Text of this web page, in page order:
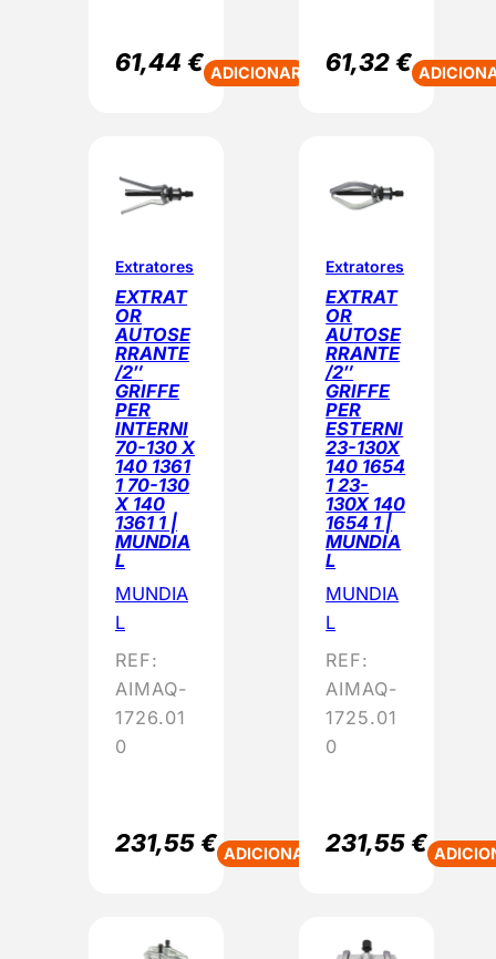
61,44 € ADICIONAR 61,32€
Extratores
EXTRAT
OR
AUTOSE
RRANTE
/2″
GRIFFE
PER
INTERNI
70-130 X
140 1361
1 70-130
X 140
1361 1 |
MUNDIA
L
MUNDIA
L
REF:
AIMAQ-
1726.01
0
231,55€ ADICIONAR
Extratores
EXTRAT
OR
AUTOSE
RRANTE
/2″
GRIFFE
PER
ESTERNI
23-130X
140 1654
1 23-
130X 140
1654 1 |
MUNDIA
L
MUNDIA
L
REF:
AIMAQ-
1725.01
0
231,55€